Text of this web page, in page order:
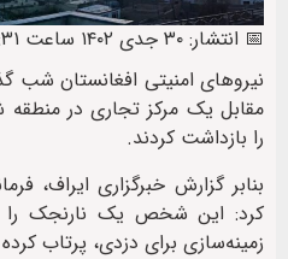
📅 انتشار: ۳۰ جدی ۱۴۰۲ ساعت ۱۴:۳۱
نیروهای امنیتی افغانستان
مقابل یک مرکز تجاری در
را بازداشت کردند.
بنابر گزارش خبرگزاری ایراف،
کرد: این شخص یک نارنجک
زمینه‌سازی برای دزدی، پرتاب